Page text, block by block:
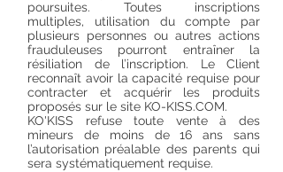
poursuites. Toutes inscriptions
multiples, utilisation du compte par
plusieurs personnes ou autres actions
frauduleuses pourront entraîner la
résiliation de l’inscription. Le Client
reconnaît avoir la capacité requise pour
contracter et acquérir les produits
proposés sur le site KO-KISS.COM.
KO'KISS refuse toute vente à des
mineurs de moins de 16 ans sans
l’autorisation préalable des parents qui
sera systématiquement requise.